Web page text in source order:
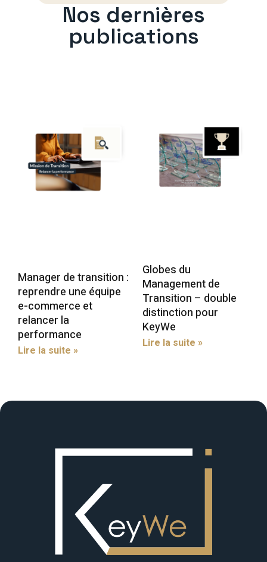
Nos dernières
publications
Manager de transition :
reprendre une équipe
e-commerce et
relancer la
performance
Lire la suite »
Globes du
Management de
Transition – double
distinction pour
KeyWe
Lire la suite »